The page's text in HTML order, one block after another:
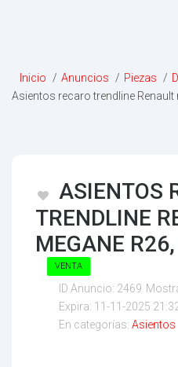
Inicio / Anuncios / Piezas /
Asientos recaro trendline
ASIENTOS
TRENDLINE
MEGANE
VENTA
ID Anuncio: 2469
Expira: 11-11-2025
En categorías: Asientos